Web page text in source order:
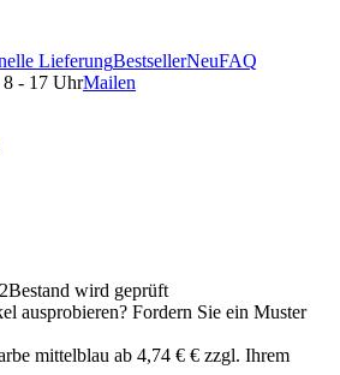
LieferungBestsellerNeuFAQ
- 17 UhrMailen
Bestand wird geprüft
ausprobieren? Fordern Sie ein Muster